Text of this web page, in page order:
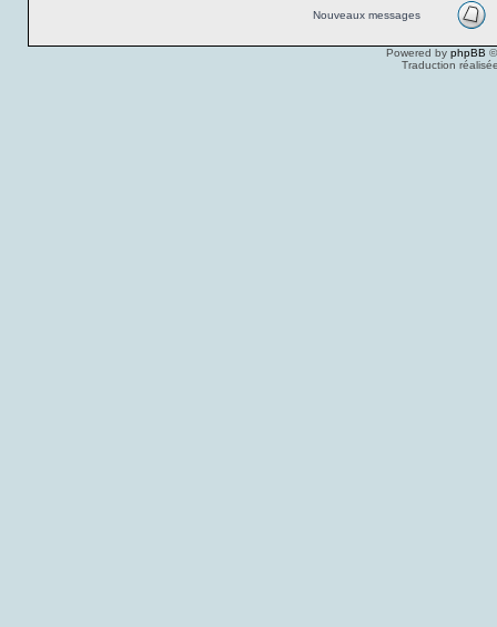
Nouveaux messages
Powered by phpBB
Traduction